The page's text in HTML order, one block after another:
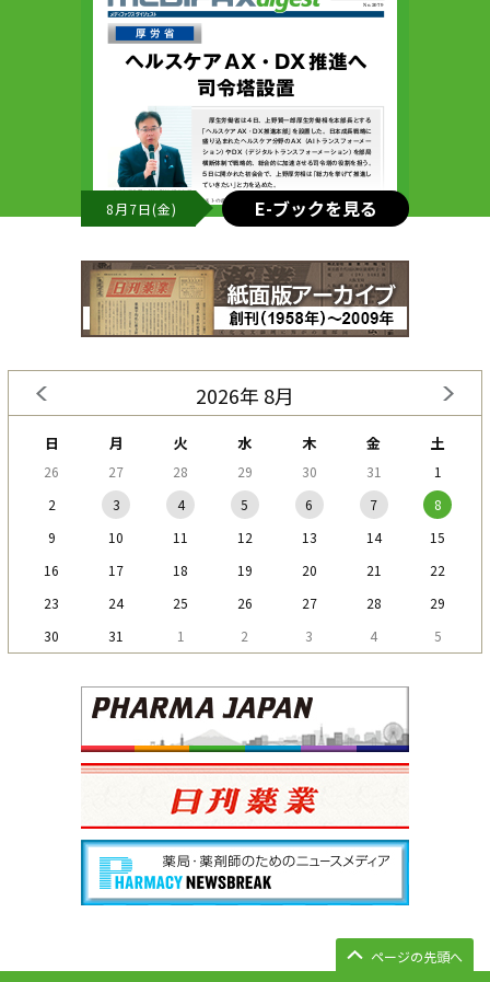
8月7日(金) E-ブックを見る
2026年 8月
日 月 火 水 木 金 土
26 27 28 29 30 31
1
2
3 4 5 6 7
8
9
10 11 12 13 14
15
16
17 18 19 20 21
22
23
24 25 26 27 28
29
30
31 1 2 3 4 5
ページの先頭へ